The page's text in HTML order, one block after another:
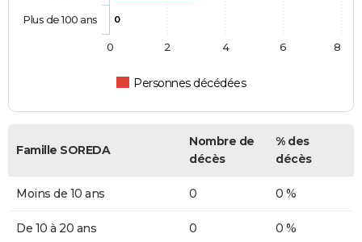
0
Personnes décédées
Plus de 100 ans
0 2 4 6 8
Famille SOREDA
Nombre de
décès
% des
décès
Moins de 10 ans 0 0 %
De 10 à 20 ans 0 0 %